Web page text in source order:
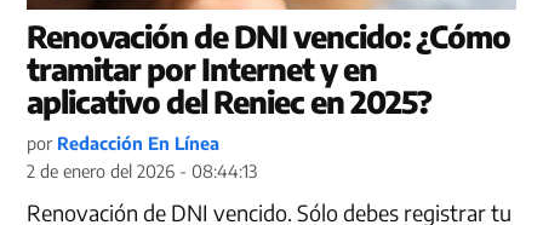
Renovación de DNI vencido: ¿Cómo
tramitar por Internet y en
aplicativo del Reniec en 2025?
por Redacción En Línea
2 de enero del 2026 - 08:44:13
Renovación de DNI vencido. Sólo debes registrar tu